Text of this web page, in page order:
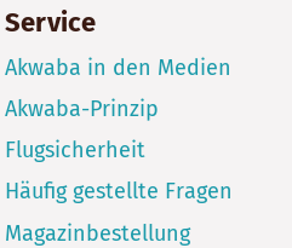
Service
Akwaba in den Medien
Akwaba-Prinzip
Flugsicherheit
Häufig gestellte Fragen
Magazinbestellung